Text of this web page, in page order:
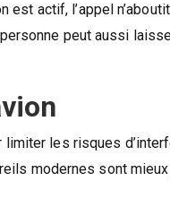
actif, l’appel
peut aussi
les risques
modernes sont